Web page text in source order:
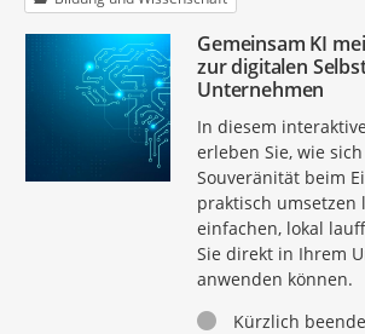
Gemeinsam KI
zur digitalen
Unternehmen
In diesem
erleben Sie, wie
Souveränität beim
praktisch umsetzen
einfachen, lokal
Sie direkt in Ihrem
anwenden können.
StatusKürzlich